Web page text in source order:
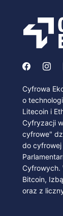
Cyfrowa
o
Litecoin i
Cyfryzacji
cyfrowe"
do cyfrowej
Cyfrowych.
Bitcoin,
oraz z